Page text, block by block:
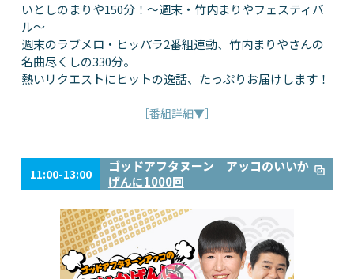
いとしのまりや150分！～週末・竹内まりやフェスティバ
ル～
週末のラブメロ・ヒッパラ2番組連動、竹内まりやさんの
名曲尽くしの330分。
熱いリクエストにヒットの逸話、たっぷりお届けします！
［番組詳細▼］
11:00-13:00
ゴッドアフタヌーン アッコのいいか
げんに1000回